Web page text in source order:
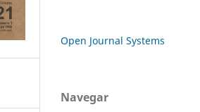
Open Journal Systems
Navegar